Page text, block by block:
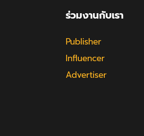
ร่วมงานกับเรา
Publisher
Influencer
Advertiser